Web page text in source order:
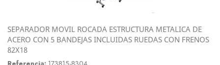
SEPARADOR MOVIL ROCADA ESTRUCTURA METALICA DE
ACERO CON 5 BANDEJAS INCLUIDAS RUEDAS CON FRENOS
82X18